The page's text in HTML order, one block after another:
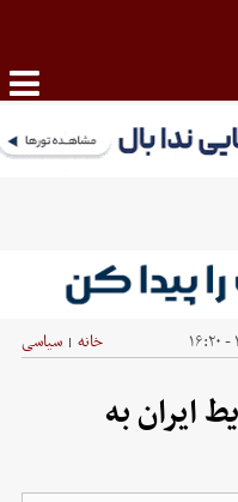
خانه | سیاسی
ایران به